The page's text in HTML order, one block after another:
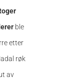
ble
etter
røk
av